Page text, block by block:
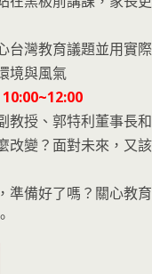
台灣教育議題並用實
境與風氣
教授、郭特利董事長
改變？面對未來，又
準備好了嗎？關心教